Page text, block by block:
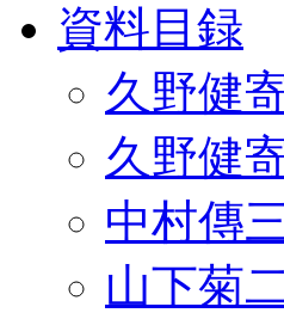
資料目録
久野健
久野健
中村傳
山下菊